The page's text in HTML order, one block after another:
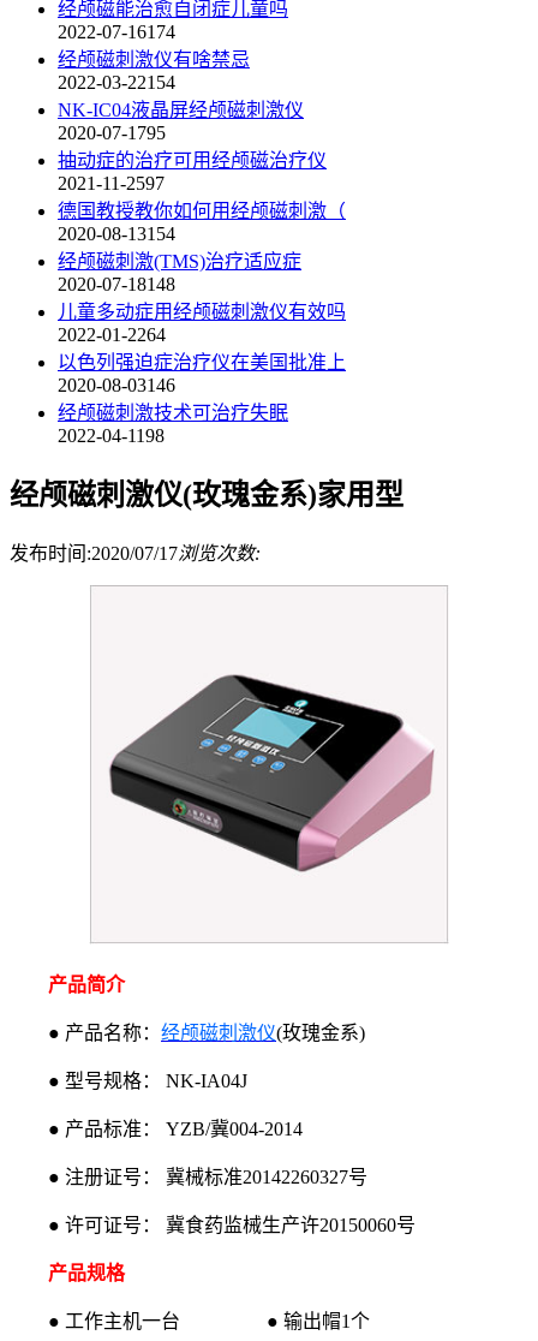
经颅磁能治愈自闭症儿童吗
2022-07-16174
经颅磁刺激仪有啥禁忌
2022-03-22154
NK-IC04液晶屏经颅磁刺激仪
2020-07-1795
抽动症的治疗可用经颅磁治疗仪
2021-11-2597
德国教授教你如何用经颅磁刺激（
2020-08-13154
经颅磁刺激(TMS)治疗适应症
2020-07-18148
儿童多动症用经颅磁刺激仪有效吗
2022-01-2264
以色列强迫症治疗仪在美国批准上
2020-08-03146
经颅磁刺激技术可治疗失眠
2022-04-1198
经颅磁刺激仪(玫瑰金系)家用型
发布时间:2020/07/17浏览次数:
产品简介
● 产品名称： 经颅磁刺激仪(玫瑰金系)
● 型号规格： NK-IA04J
● 产品标准： YZB/冀004-2014
● 注册证号： 冀械标准20142260327号
● 许可证号： 冀食药监械生产许20150060号
产品规格
● 工作主机一台 ● 输出帽1个